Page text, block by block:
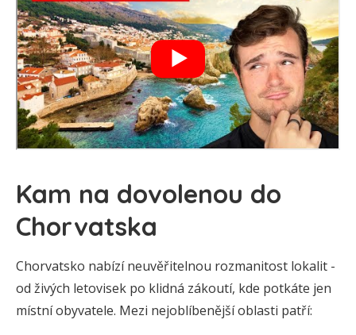
Kam na dovolenou do
Chorvatska
Chorvatsko nabízí neuvěřitelnou rozmanitost lokalit -
od živých letovisek po klidná zákoutí, kde potkáte jen
místní obyvatele. Mezi nejoblíbenější oblasti patří: